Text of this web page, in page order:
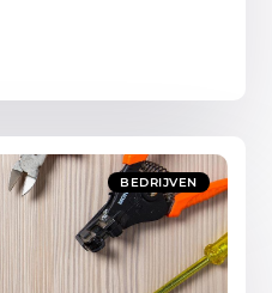
BEDRIJVEN